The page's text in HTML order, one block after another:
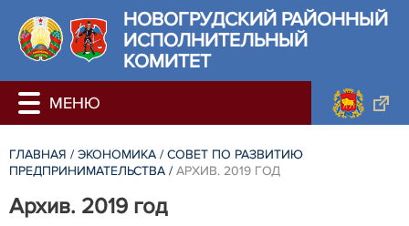
НОВОГРУДСКИЙ РАЙОННЫЙ
ИСПОЛНИТЕЛЬНЫЙ
КОМИТЕТ
ГЛАВНАЯ / ЭКОНОМИКА / СОВЕТ ПО РАЗВИТИЮ
ПРЕДПРИНИМАТЕЛЬСТВА / АРХИВ. 2019 ГОД
Архив. 2019 год